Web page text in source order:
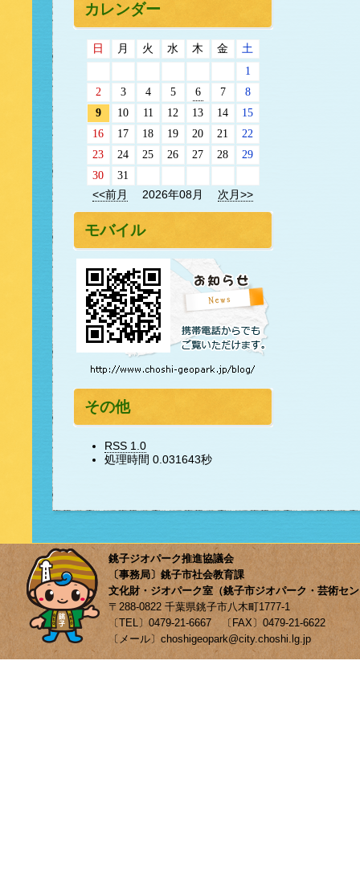
カレンダー
日 月 火 水 木 金
土
1
2
3 4 5 6 7
8
9
10 11 12 13 14
15
16
17 18 19 20 21
22
23
24 25 26 27 28
29
30
31
<<前月
2026年08月 次月>>
モバイル
その他
RSS 1.0
処理時間 0.031643秒
銚子ジオパーク推進協議会
〔事務局〕銚子市社会教育課
文化財・ジオパーク室（銚子市ジオパーク・芸術セ
〒288-0822 千葉県銚子市八木町1777-1
〔TEL〕0479-21-6667 〔FAX〕0479-21-6622
〔メール〕choshigeopark@city.choshi.lg.jp